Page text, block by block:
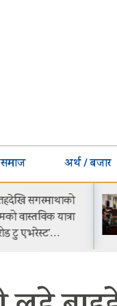
समाज अर्थ / बजार
भक्तपुरको
साउनभित्रै स्थायी
पुर्जा वितरण गरिने